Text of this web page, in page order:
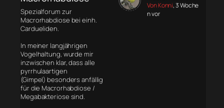
Spezialforum zur
Macrorhabdiose bei einh.
Cardueliden.
In meiner langjährigen
Vogelhaltung, wurde mir
inzwischen klar, dass alle
pyrrhulaartigen
(Gimpel) besonders anfällig
für die Macrorhabdiose /
Megabakteriose sind.
Von Konni, 3 Woche
n vor